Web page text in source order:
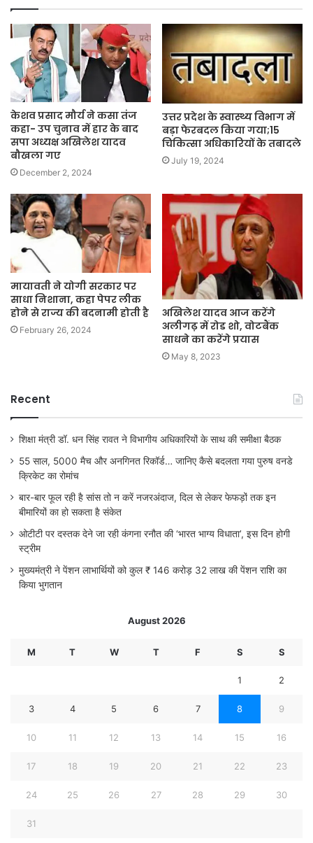
केशव प्रसाद मौर्य ने कसा तंज
कहा- उप चुनाव में हार के बाद
सपा अध्यक्ष अखिलेश यादव
बौखला गए
December 2, 2024
उत्तर प्रदेश के स्वास्थ्य विभाग में
बड़ा फेरबदल क‍िया गया;15
चिकित्सा अधि‍कार‍ियों के तबादले
July 19, 2024
मायावती ने योगी सरकार पर
साधा निशाना, कहा पेपर लीक
होने से राज्य की बदनामी होती है
February 26, 2024
अखिलेश यादव आज करेंगे
अलीगढ़ में रोड शो, वोटबैंक
साधने का करेंगे प्रयास
May 8, 2023
Recent
शिक्षा मंत्री डॉ. धन सिंह रावत ने विभागीय अधिकारियों के साथ की समीक्षा बैठक
55 साल, 5000 मैच और अनगिनत रिकॉर्ड… जानिए कैसे बदलता गया पुरुष वनडे
क्रिकेट का रोमांच
बार-बार फूल रही है सांस तो न करें नजरअंदाज, दिल से लेकर फेफड़ों तक इन
बीमारियों का हो सकता है संकेत
ओटीटी पर दस्तक देने जा रही कंगना रनौत की ‘भारत भाग्य विधाता’, इस दिन होगी
स्ट्रीम
मुख्यमंत्री ने पेंशन लाभार्थियों को कुल ₹ 146 करोड़ 32 लाख की पेंशन राशि का
किया भुगतान
August 2026
M T W T F S S
1 2
3 4 5 6 7 8 9
10 11 12 13 14 15 16
17 18 19 20 21 22 23
24 25 26 27 28 29 30
31